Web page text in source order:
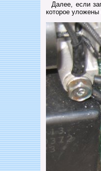
Далее, если
которое уложены